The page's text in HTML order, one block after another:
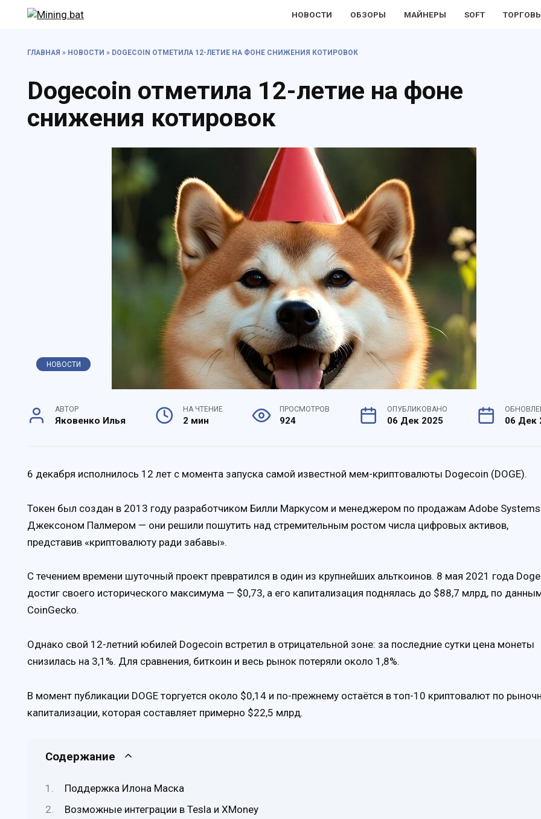
Перейти
НОВОСТИ ОБЗОРЫ МАЙНЕРЫ SOFT
ГЛАВНАЯ » НОВОСТИ » DOGECOIN ОТМЕТИЛА 12-ЛЕТИЕ НА ФОНЕ СНИЖЕНИЯ КОТИРОВОК
Dogecoin отметила 12-летие на фоне
снижения котировок
НОВОСТИ
АВТОР
Яковенко Илья
НА ЧТЕНИЕ
2 мин
ПРОСМОТРОВ
924
ОПУБЛИКОВАНО
06 Дек 2025 06 Дек
6 декабря исполнилось 12 лет с момента запуска самой известной мем-криптовалюты Dogecoin (DOGE).
Токен был создан в 2013 году разработчиком Билли Маркусом и менеджером по продажам Adobe Systems
Джексоном Палмером — они решили пошутить над стремительным ростом числа цифровых активов,
представив «криптовалюту ради забавы».
С течением времени шуточный проект превратился в один из крупнейших альткоинов. 8 мая 2021 года
достиг своего исторического максимума — $0,73, а его капитализация поднялась до $88,7 млрд, по
CoinGecko.
Однако свой 12-летний юбилей Dogecoin встретил в отрицательной зоне: за последние сутки цена монеты
снизилась на 3,1%. Для сравнения, биткоин и весь рынок потеряли около 1,8%.
В момент публикации DOGE торгуется около $0,14 и по-прежнему остаётся в топ-10 криптовалют по
капитализации, которая составляет примерно $22,5 млрд.
Содержание
Поддержка Илона Маска
Возможные интеграции в Tesla и XMoney